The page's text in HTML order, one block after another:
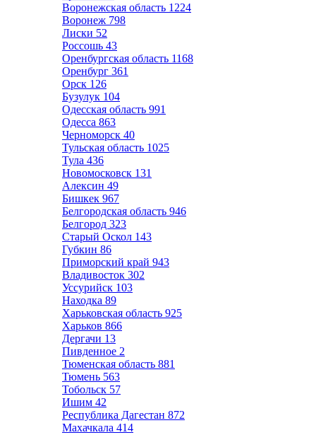
Воронежская область 1224
Воронеж 798
Лиски 52
Россошь 43
Оренбургская область 1168
Оренбург 361
Орск 126
Бузулук 104
Одесская область 991
Одесса 863
Черноморск 40
Тульская область 1025
Тула 436
Новомосковск 131
Алексин 49
Бишкек 967
Белгородская область 946
Белгород 323
Старый Оскол 143
Губкин 86
Приморский край 943
Владивосток 302
Уссурийск 103
Находка 89
Харьковская область 925
Харьков 866
Дергачи 13
Пивденное 2
Тюменская область 881
Тюмень 563
Тобольск 57
Ишим 42
Республика Дагестан 872
Махачкала 414